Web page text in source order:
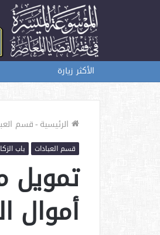
الأكثر زيارة
الرئيسية-قسم
قسم العبادات باب
تمويل
أموال